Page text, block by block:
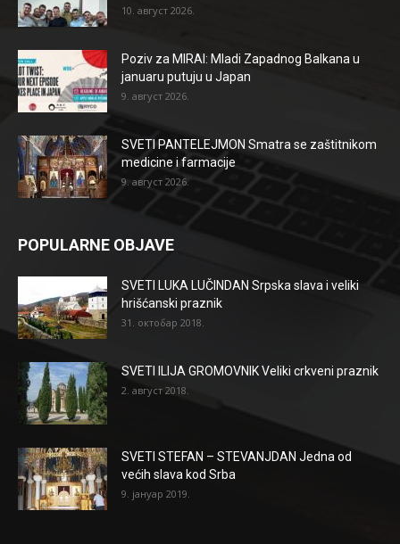
10. август 2026.
Poziv za MIRAI: Mladi Zapadnog Balkana u
januaru putuju u Japan
9. август 2026.
SVETI PANTELEJMON Smatra se zaštitnikom
medicine i farmacije
9. август 2026.
POPULARNE OBJAVE
SVETI LUKA LUČINDAN Srpska slava i veliki
hrišćanski praznik
31. октобар 2018.
SVETI ILIJA GROMOVNIK Veliki crkveni praznik
2. август 2018.
SVETI STEFAN – STEVANJDAN Jedna od
većih slava kod Srba
9. јануар 2019.